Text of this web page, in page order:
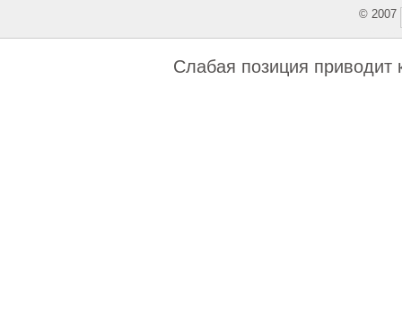
© 2007
Слабая позиция приводит